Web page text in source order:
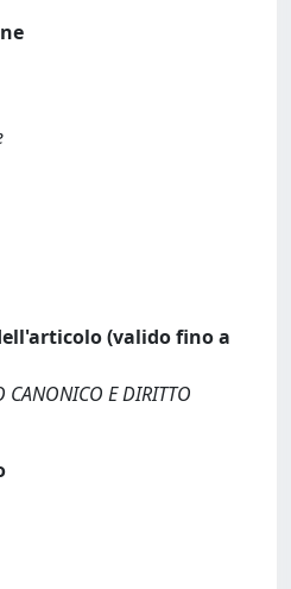
(valido fino a
E DIRITTO